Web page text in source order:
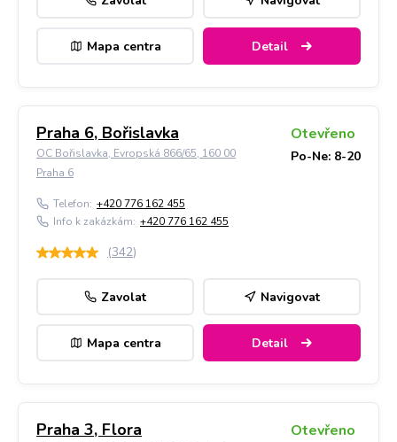
Mapa centra Detail
Praha 6, Bořislavka
OC Bořislavka, Evropská 866/65, 160 00
Praha 6
Otevřeno
Po-Ne: 8-20
Telefon: +420 776 162 455
Info k zakázkám: +420 776 162 455
(342)
Zavolat Navigovat
Mapa centra Detail
Praha 3, Flora Otevřeno